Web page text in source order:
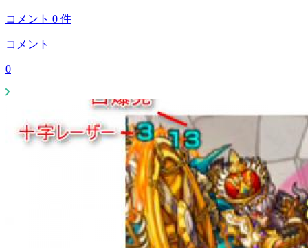
コメント 0 件
コメント
0